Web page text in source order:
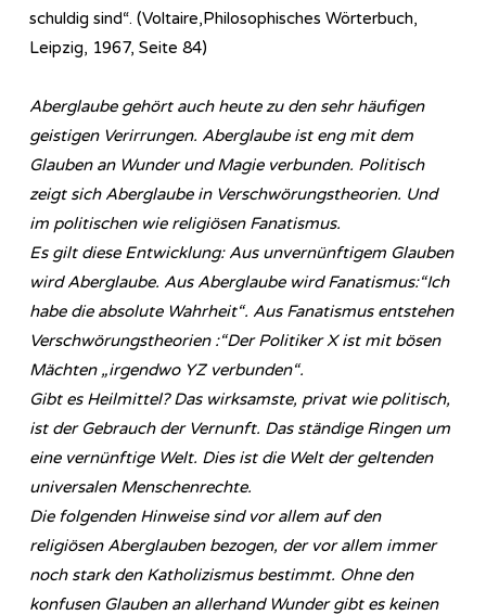
schuldig sind“. (Voltaire,Philosophisches Wörterbuch,
Leipzig, 1967, Seite 84)
Aberglaube gehört auch heute zu den sehr häufigen
geistigen Verirrungen. Aberglaube ist eng mit dem
Glauben an Wunder und Magie verbunden. Politisch
zeigt sich Aberglaube in Verschwörungstheorien. Und
im politischen wie religiösen Fanatismus.
Es gilt diese Entwicklung: Aus unvernünftigem Glauben
wird Aberglaube. Aus Aberglaube wird Fanatismus:“Ich
habe die absolute Wahrheit“. Aus Fanatismus entstehen
Verschwörungstheorien :“Der Politiker X ist mit bösen
Mächten „irgendwo YZ verbunden“.
Gibt es Heilmittel? Das wirksamste, privat wie politisch,
ist der Gebrauch der Vernunft. Das ständige Ringen um
eine vernünftige Welt. Dies ist die Welt der geltenden
universalen Menschenrechte.
Die folgenden Hinweise sind vor allem auf den
religiösen Aberglauben bezogen, der vor allem immer
noch stark den Katholizismus bestimmt. Ohne den
konfusen Glauben an allerhand Wunder gibt es keinen